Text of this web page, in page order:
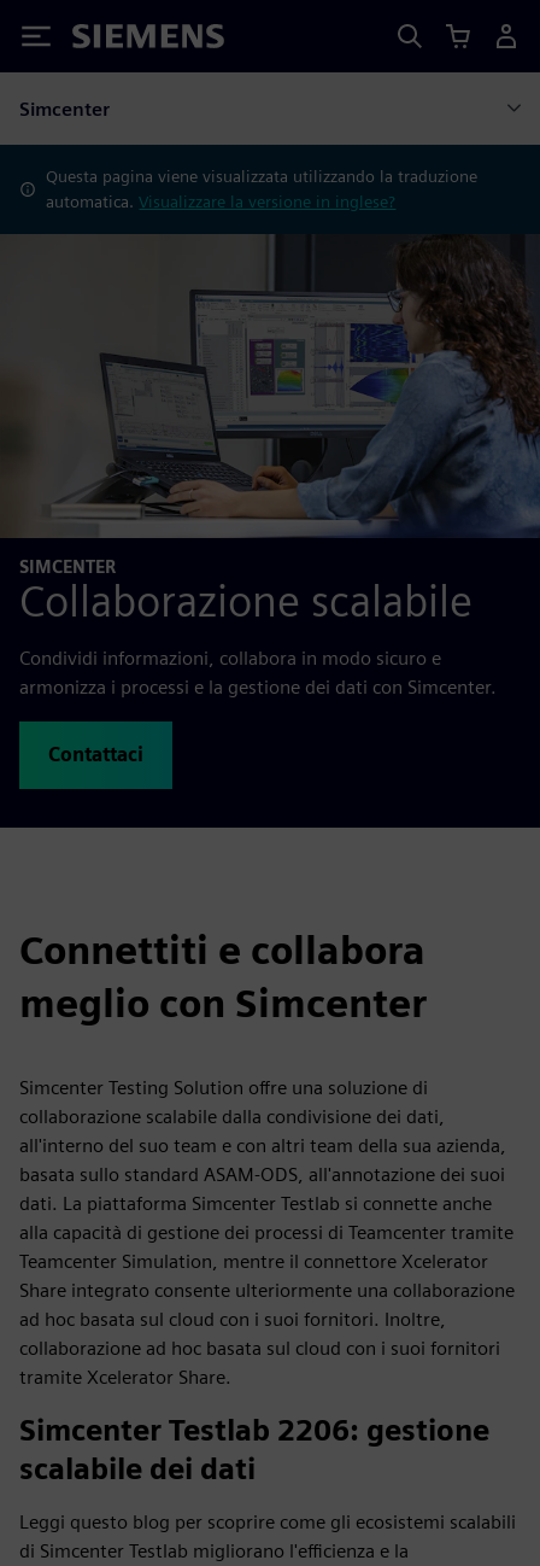
Siemens
Simcenter
Questa pagina viene visualizzata utilizzando la traduzione
automatica.Visualizzare la versione in inglese?
SIMCENTER
Collaborazione scalabile
Condividi informazioni, collabora in modo sicuro e
armonizza i processi e la gestione dei dati con Simcenter.
Contattaci
Connettiti e collabora
meglio con Simcenter
Simcenter Testing Solution offre una soluzione di
collaborazione scalabile dalla condivisione dei dati,
all'interno del suo team e con altri team della sua azienda,
basata sullo standard ASAM-ODS, all'annotazione dei suoi
dati. La piattaforma Simcenter Testlab si connette anche
alla capacità di gestione dei processi di Teamcenter tramite
Teamcenter Simulation, mentre il connettore Xcelerator
Share integrato consente ulteriormente una collaborazione
ad hoc basata sul cloud con i suoi fornitori. Inoltre,
collaborazione ad hoc basata sul cloud con i suoi fornitori
tramite Xcelerator Share.
Simcenter Testlab 2206: gestione
scalabile dei dati
Leggi questo blog per scoprire come gli ecosistemi scalabili
di Simcenter Testlab migliorano l'efficienza e la